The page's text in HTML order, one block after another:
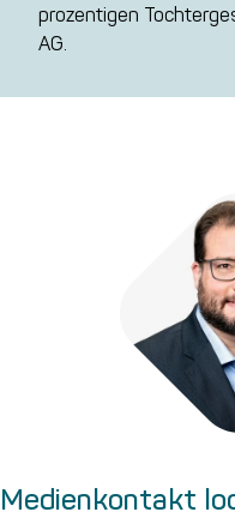
prozentigen
AG.
Medienkontakt